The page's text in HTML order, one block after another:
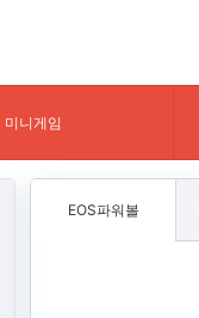
미니게임
EOS파워볼